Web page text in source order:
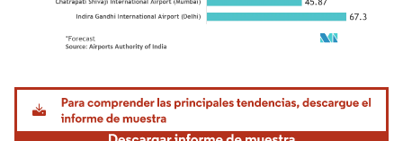
Imagen © Mordor Intelligence. El uso requiere atribución según CC BY 4.0.